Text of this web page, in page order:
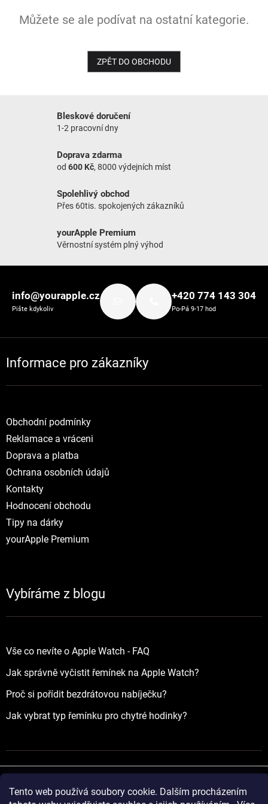
Tento web používá soubory cookie. Dalším procházením
NOVINKY
Můžete se ale podívat na ostatní kategorie.
ZPĚT DO OBCHODU
Bleskové doručení
1-2 pracovní dny
Doprava zdarma
od 600 Kč, 8000 výdejních míst
Spolehlivý obchod
Přes 60tis. spokojených zákazníků
yourApple Premium
Věrnostní systém plný výhod
info@yourapple.cz
Pište kdykoliv
+420 774 143 304
Po-Pá 9-17 hod
Informace pro zákazníky
Obchodní podmínky
Reklamace a vráceni
Doprava a platba
Ochrana osobních údajů
Kontakty
Hodnocení obchodu
Tipy na dárky
yourApple Premium
Vybíráme z blogu
Vše co nevíte o Apple Watch - FAQ
Jak správně vyčistit řemínek na Apple Watch?
Proč si pořídit bezdrátovou nabíječku?
Jak vybrat typ řemínku pro chytré hodinky?
Vytvořil Shoptet